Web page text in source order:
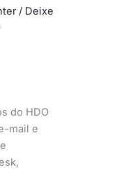
/ Deixe
do HDO
mail e